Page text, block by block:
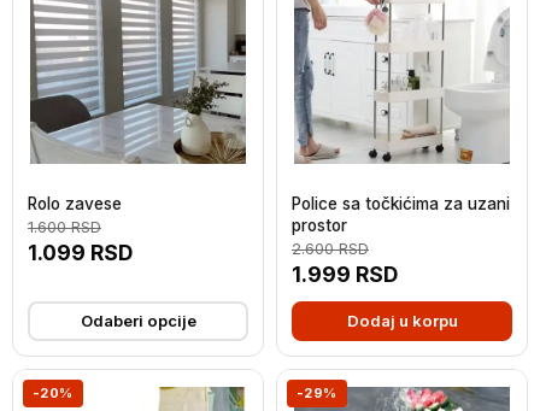
Rolo zavese
1.099 RSD
1.600RSD
Odaberi opcije
Police sa točkićima za uzani
prostor
1.999 RSD
2.600RSD
Dodaj u korpu
-20% -29%